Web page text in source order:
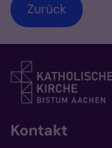
Zurück
Kontakt